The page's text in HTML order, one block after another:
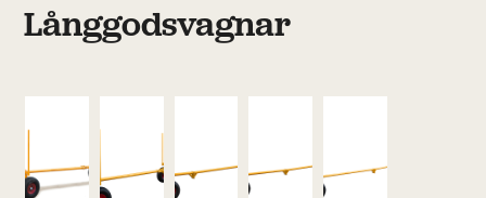
Långgodsvagnar